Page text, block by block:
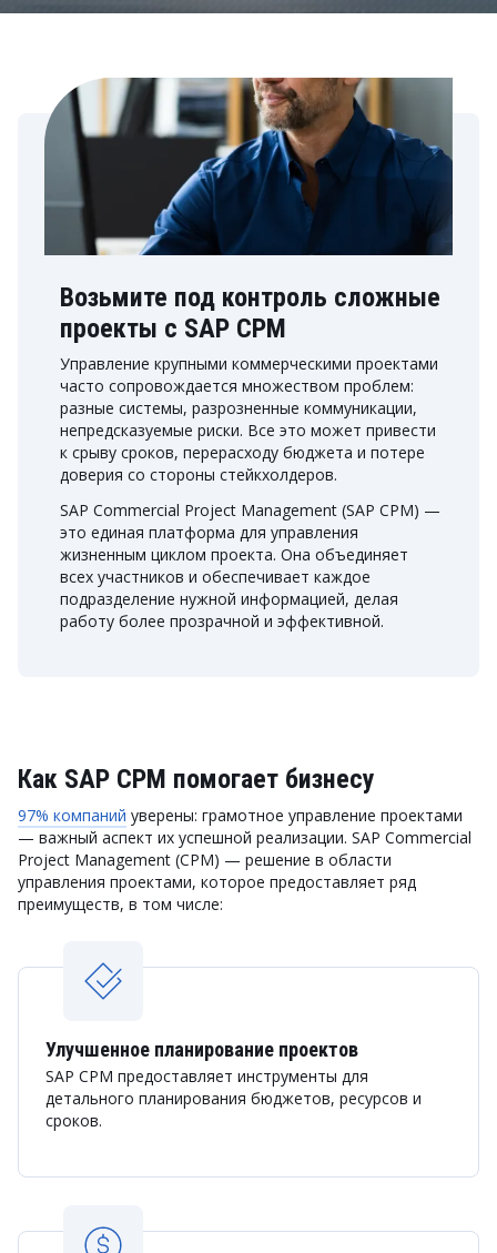
Возьмите под контроль сложные
проекты с SAP CPM
Управление крупными коммерческими проектами
часто сопровождается множеством проблем:
разные системы, разрозненные коммуникации,
непредсказуемые риски. Все это может привести
к срыву сроков, перерасходу бюджета и потере
доверия со стороны стейкхолдеров.
SAP Commercial Project Management (SAP CPM) —
это единая платформа для управления
жизненным циклом проекта. Она объединяет
всех участников и обеспечивает каждое
подразделение нужной информацией, делая
работу более прозрачной и эффективной.
Как SAP CPM помогает бизнесу
97% компаний уверены: грамотное управление проектами
— важный аспект их успешной реализации. SAP Commercial
Project Management (CPM) — решение в области
управления проектами, которое предоставляет ряд
преимуществ, в том числе:
Улучшенное планирование проектов
SAP CPM предоставляет инструменты для
детального планирования бюджетов, ресурсов и
сроков.